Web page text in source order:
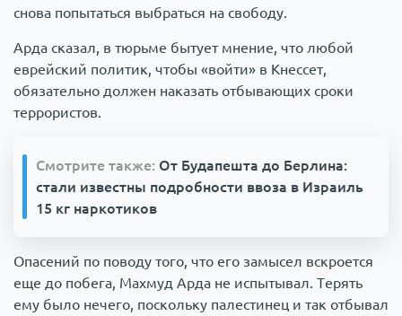
снова попытаться выбраться на свободу.
Арда сказал, в тюрьме бытует мнение, что любой
еврейский политик, чтобы «войти» в Кнессет,
обязательно должен наказать отбывающих сроки
террористов.
Смотрите также: От Будапешта до Берлина:
стали известны подробности ввоза в Израиль
15 кг наркотиков
Опасений по поводу того, что его замысел вскроется
еще до побега, Махмуд Арда не испытывал. Терять
ему было нечего, поскольку палестинец и так отбывал